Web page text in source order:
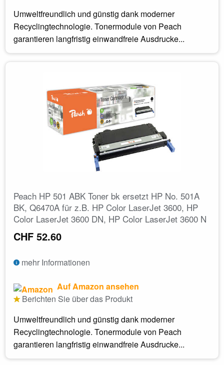
Umweltfreundlich und günstig dank moderner
Recyclingtechnologie. Tonermodule von Peach
garantieren langfristig einwandfreie Ausdrucke...
Peach HP 501 ABK Toner bk ersetzt HP No. 501A
BK, Q6470A für z.B. HP Color LaserJet 3600, HP
Color LaserJet 3600 DN, HP Color LaserJet 3600 N
CHF 52.60
mehr Informationen
Auf Amazon ansehen
Berichten Sie über das Produkt
Umweltfreundlich und günstig dank moderner
Recyclingtechnologie. Tonermodule von Peach
garantieren langfristig einwandfreie Ausdrucke...